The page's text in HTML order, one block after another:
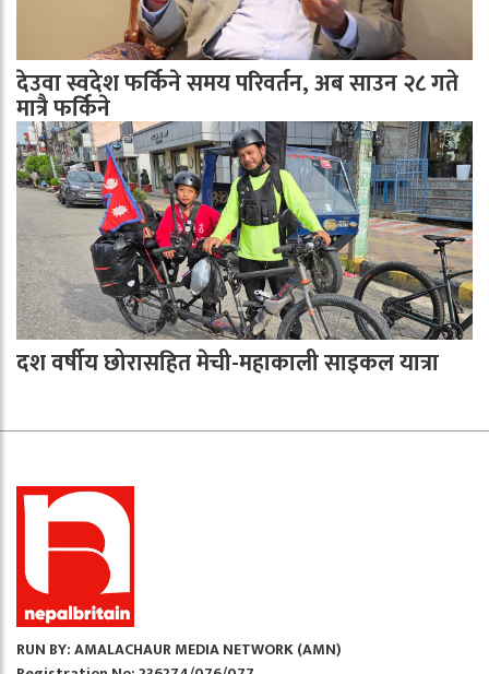
देउवा स्वदेश फर्किने समय परिवर्तन, अब साउन २८ गते
मात्रै फर्किने
दश वर्षीय छोरासहित मेची-महाकाली साइकल यात्रा
RUN BY: AMALACHAUR MEDIA NETWORK (AMN)